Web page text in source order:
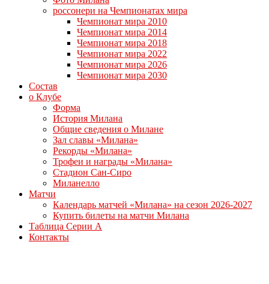
россонери на Чемпионатах мира
Чемпионат мира 2010
Чемпионат мира 2014
Чемпионат мира 2018
Чемпионат мира 2022
Чемпионат мира 2026
Чемпионат мира 2030
Состав
о Клубе
Форма
История Милана
Общие сведения о Милане
Зал славы «Милана»
Рекорды «Милана»
Трофеи и награды «Милана»
Стадион Сан-Сиро
Миланелло
Матчи
Календарь матчей «Милана» на сезон 2026-2027
Купить билеты на матчи Милана
Таблица Серии А
Контакты